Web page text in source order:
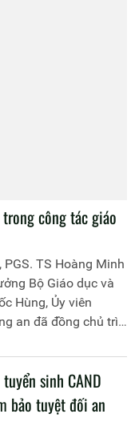
công tác giáo
TS Hoàng Minh
Bộ Giáo dục và
Hùng, Ủy viên
an đã đồng chủ trì
tạo của lực lượng
sinh CAND
bảo tuyệt đối an